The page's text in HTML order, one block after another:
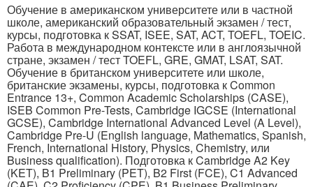
Обучение в американском университете или в частной
школе, американский образовательный экзамен / тест,
курсы, подготовка к SSAT, ISEE, SAT, ACT, TOEFL, TOEIC.
Работа в международном контексте или в англоязычной
стране, экзамен / тест TOEFL, GRE, GMAT, LSAT, SAT.
Обучение в британском университете или школе,
британские экзамены, курсы, подготовка к Common
Entrance 13+, Common Academic Scholarships (CASE),
ISEB Common Pre-Tests, Cambridge IGCSE (International
GCSE), Cambridge International Advanced Level (A Level),
Cambridge Pre-U (English language, Mathematics, Spanish,
French, International History, Physics, Chemistry, или
Business qualification). Подготовка к Cambridge A2 Key
(KET), B1 Preliminary (PET), B2 First (FCE), C1 Advanced